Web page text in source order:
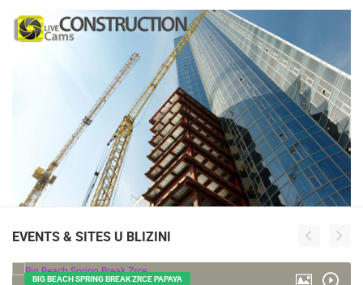
EVENTS & SITES U BLIZINI
BIG BEACH SPRING BREAK ZRCE PAPAYA